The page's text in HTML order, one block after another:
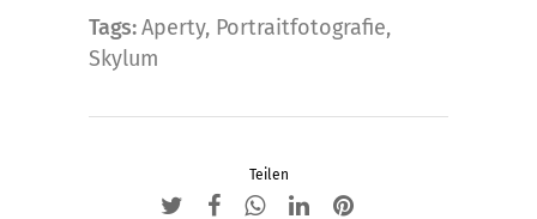
Tags: Aperty, Portraitfotografie,
Skylum
Teilen